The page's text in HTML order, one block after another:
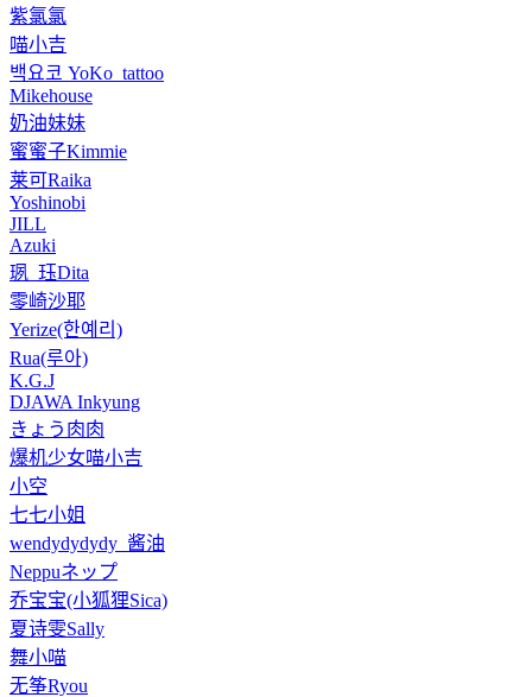
紫氯氯
喵小吉
백요코 YoKo_tattoo
Mikehouse
奶油妹妹
蜜蜜子Kimmie
莱可Raika
Yoshinobi
JILL
Azuki
珟_珏Dita
零崎沙耶
Yerize(한예리)
Rua(루아)
K.G.J
DJAWA Inkyung
きょう肉肉
爆机少女喵小吉
小空
七七小姐
wendydydydy_酱油
Neppuネップ
乔宝宝(小狐狸Sica)
夏诗雯Sally
舞小喵
无筝Ryou